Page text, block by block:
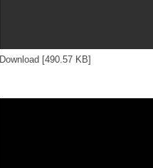
Download [490.57 KB]